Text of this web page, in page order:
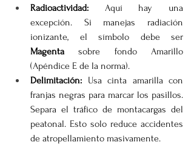
Radioactividad: Aquí hay una
excepción. Si manejas radiación
Magenta sobre fondo Amarillo
(Apéndice E de la norma).
Delimitación: Usa cinta amarilla con
franjas negras para marcar los pasillos.
Separa el tráfico de montacargas del
peatonal. Esto solo reduce accidentes
de atropellamiento masivamente.